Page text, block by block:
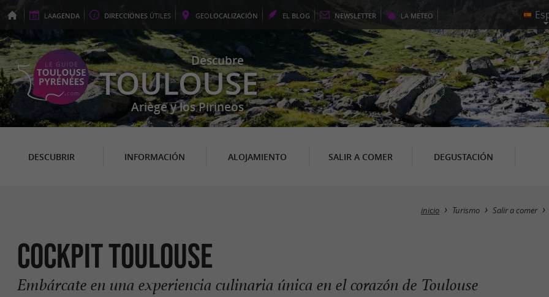
LAAGENDA DIRECCIONES ÚTILES GEOLOCALIZACIÓN EL BLOG NEWSLETTER LA METEO
Descubre
TOULOUSE
Ariège y los Pirineos
DESCUBRIR INFORMACIÓN ALOJAMIENTO SALIR A COMER DEGUSTACIÓN
inicio Turismo Salir a comer
Cockpit Toulouse
Embárcate en una experiencia culinaria única en el corazón de Toulouse